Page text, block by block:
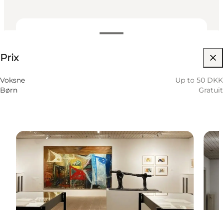
Prix
Voksne
Up to 50 DKK
Børn
Gratuit